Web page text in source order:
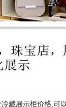
藏展示柜价格,可